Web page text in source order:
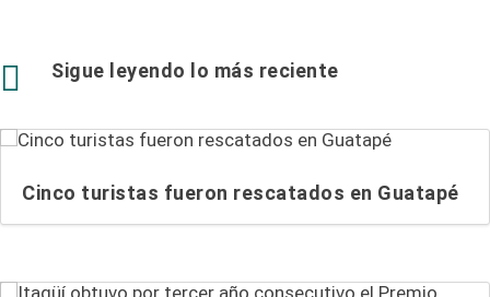
 Sigue leyendo lo más reciente
Cinco turistas fueron rescatados en Guatapé